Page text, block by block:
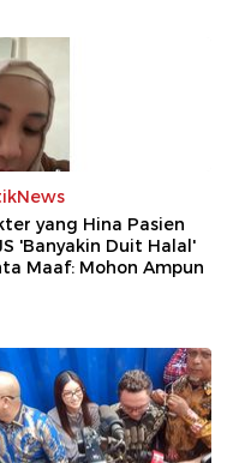
yang Hina Pasien
'Banyakin Duit Halal'
Maaf: Mohon Ampun